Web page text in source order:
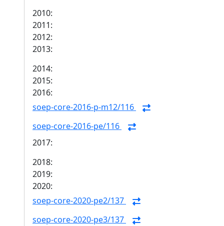
2010:
2011:
2012:
2013:
2014:
2015:
2016:
soep-core-2016-p-m12/116
soep-core-2016-pe/116
2017:
2018:
2019:
2020:
soep-core-2020-pe2/137
soep-core-2020-pe3/137